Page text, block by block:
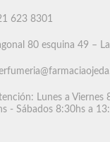
623 8301
80 esquina 49 –
Lunes a Viernes
- Sábados 8:30hs a